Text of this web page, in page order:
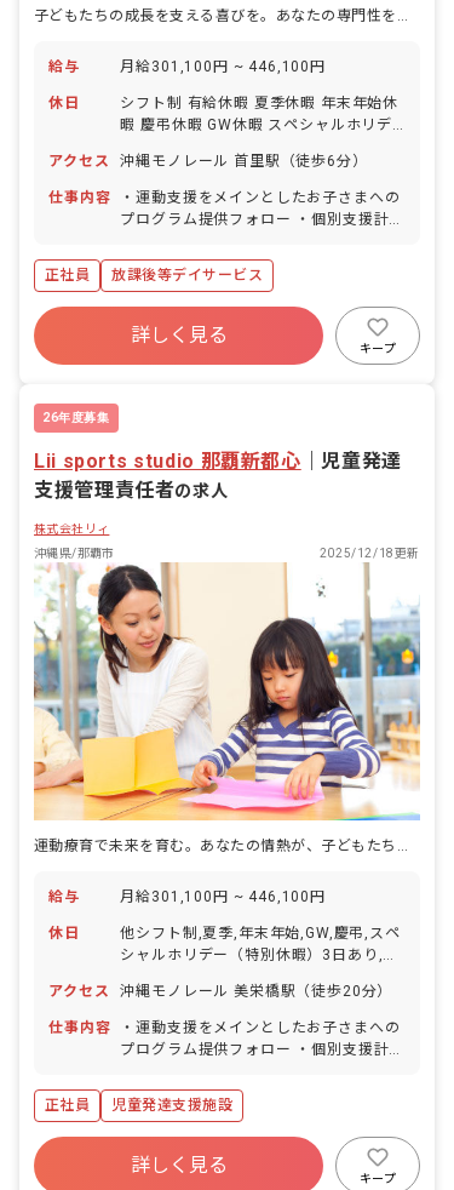
給与 月給301,100円 ~ 446,100円
休日
シフト制 有給休暇 夏季休暇 年末年始休
暇 慶弔休暇 GW休暇 スペシャルホリデ
男女ともにあり ※年間休日120日
アクセス 沖縄モノレール 首里駅（徒歩6分）
仕事内容
・運動支援をメインとしたお子さまへの
プログラム提供フォロー ・個別支援計画
ング、アセスメント） ・請求業務（児発
管以外のスタッフもみんなで協力して実
施） ・児発管サミットへの参加 ・希望
に合わせたプロジェクト （児発管OJTや
運動プログラム作成プロジェクトへの参
正社員 放課後等デイサービス
詳しく見る
キープ
26年度募集
Lii sports studio 那覇新都心
児童発達
支援管理責任者の求人
株式会社リィ
沖縄県/那覇市
2025/12/18更新
給与 月給301,100円 ~ 446,100円
休日
他シフト制,夏季,年末年始,GW,慶弔,スペ
シャルホリデー（特別休暇）3日あり,育
アクセス
沖縄モノレール 美栄橋駅（徒歩20分）
仕事内容
・運動支援をメインとしたお子さまへの
プログラム提供フォロー ・個別支援計画
ング、アセスメント） ・請求業務（児発
管以外のスタッフもみんなで協力して実
施） ・児発管サミットへの参加 ・希望
に合わせたプロジェクト （児発管OJTや
運動プログラム作成プロジェクトへの参
正社員 児童発達支援施設
詳しく見る
キープ